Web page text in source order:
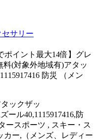
サリー
ポイント最大14倍】グレ
料(対象外地域有)アタッ
防災 （メン
ックザッ
ール40,1115917416,防
ースポーツ , スキー・ス
カー,（メンズ、レディー